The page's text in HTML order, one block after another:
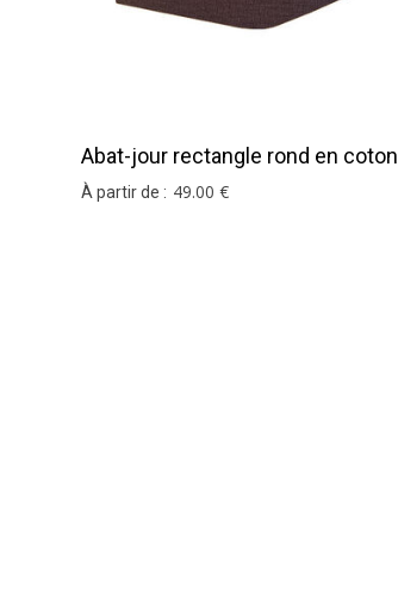
Abat-jour rectangle rond en coton
chocolat
À partir de : 49.00 €